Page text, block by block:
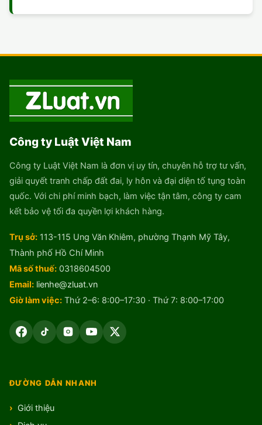
Công ty Luật Việt Nam
Công ty Luật Việt Nam là đơn vị uy tín, chuyên hỗ trợ tư vấn,
giải quyết tranh chấp đất đai, ly hôn và đại diện tố tụng toàn
quốc. Với chi phí minh bạch, làm việc tận tâm, công ty cam
kết bảo vệ tối đa quyền lợi khách hàng.
Trụ sở: 113-115 Ung Văn Khiêm, phường Thạnh Mỹ Tây,
Thành phố Hồ Chí Minh
Mã số thuế: 0318604500
Email: lienhe@zluat.vn
Giờ làm việc: Thứ 2–6: 8:00–17:30 · Thứ 7: 8:00–17:00
ĐƯỜNG DẪN NHANH
Giới thiệu